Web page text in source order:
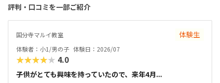
評判・口コミを一部ご紹介
国分寺マルイ教室 体験生
体験者：小1/男の子 体験日：2026/07
★★★★★ 4.0
子供がとても興味を持っていたので、来年4月...